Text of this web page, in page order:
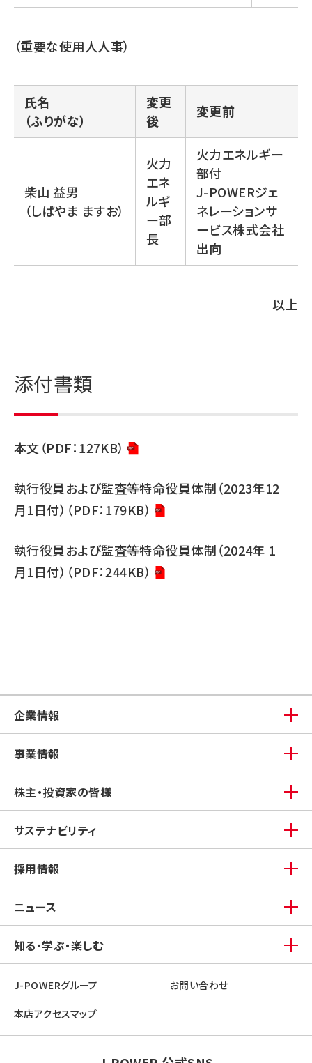
（重要な使用人人事）
氏名
（ふりがな）
変更
後
変更前
柴山 益男
（しばやま ますお）
火力
エネ
ルギ
ー部
長
火力エネルギー
部付
J-POWERジェ
ネレーションサ
ービス株式会社
出向
以上
添付書類
本文（PDF：127KB）
執行役員および監査等特命役員体制（2023年12
月1日付）（PDF：179KB）
執行役員および監査等特命役員体制（2024年 1
月1日付）（PDF：244KB）
企業情報
事業情報
株主・投資家の皆様
サステナビリティ
採用情報
ニュース
知る・学ぶ・楽しむ
J-POWERグループ お問い合わせ
本店アクセスマップ